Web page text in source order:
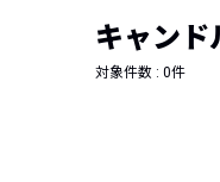
新着アイテム
編集部のおすすめア
キャンド
対象件数 : 0件